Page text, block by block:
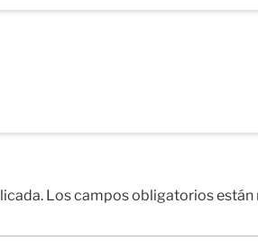
Los campos obligatorios